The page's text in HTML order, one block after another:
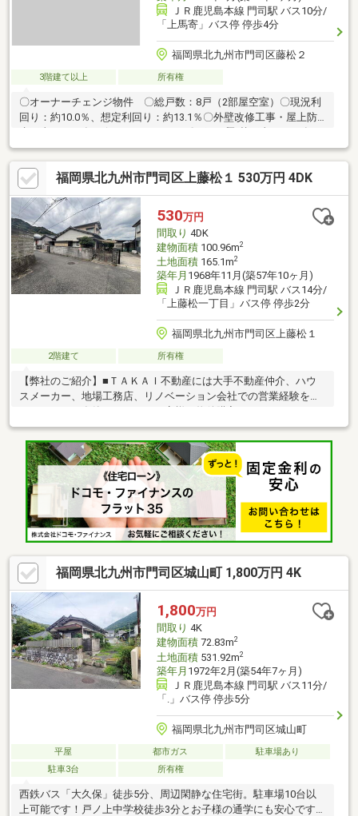
ＪＲ鹿児島本線 門司駅 バス10分/
「上馬寄」バス停 停歩4分
福岡県北九州市門司区藤松２
3階建て以上 所有権
〇オーナーチェンジ物件 〇総戸数：8戸（2部屋空室）〇現況利
回り：約10.0％、想定利回り：約13.1％〇外壁改修工事・屋上防
行っております。
福岡県北九州市門司区上藤松１ 530万円 4DK
530万円
間取り 4DK
建物面積100.96m2
土地面積165.1m2
築年月 1968年11月(築57年10ヶ月)
ＪＲ鹿児島本線 門司駅 バス14分/
「上藤松一丁目」バス停 停歩2分
福岡県北九州市門司区上藤松１
2階建て 所有権
【弊社のご紹介】■ＴＡＫＡＩ不動産には大手不動産仲介、ハウ
スメーカー、地場工務店、リノベーション会社での営業経験を持
かりとさせて頂きます。■住宅ローン、税金などお金に関すこと
何でもご相談ください。ＦＰ、住宅ローンアドバイザーなど資格
を持ったスタッフが誠心誠意をアドバイスさせて頂きます。特に
住宅ローンに関しては、様々な事情がある数多くの案件を成功さ
せてきました。ぜひ私たちにお任せください。■中古物件の購入
に不安を持つお客様。リノベーション、リフォームも得意として
おりますので、何でもご相談ください。
福岡県北九州市門司区城山町 1,800万円 4K
1,800万円
間取り 4K
建物面積72.83m2
土地面積531.92m2
築年月 1972年2月(築54年7ヶ月)
ＪＲ鹿児島本線 門司駅 バス11分/
「.」バス停 停歩5分
福岡県北九州市門司区城山町
平屋 都市ガス
駐車場あり
駐車3台
所有権
西鉄バス「大久保」徒歩5分、周辺閑静な住宅街。駐車場10台以
上可能です！戸ノ上中学校徒歩3分とお子様の通学にも安心です。